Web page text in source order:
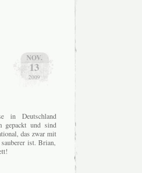
NOV.
13
2009
in Deutschland
gepackt und sind
das zwar mit
ist. Brian,